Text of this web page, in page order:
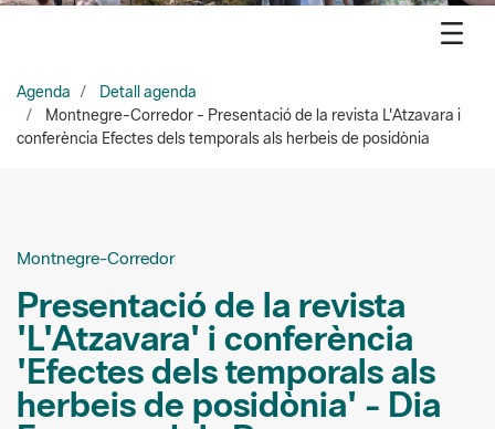
Agenda
Detall agenda
Montnegre-Corredor - Presentació de la revista L'Atzavara i
'L'Atzavara' i conferència
'Efectes dels temporals als
herbeis de posidònia' - Dia
Europeu dels Parcs
Actes i presentacions | Conferències | Voluntariat | Educació